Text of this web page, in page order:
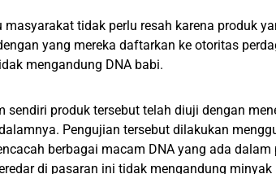
masyarakat tidak perlu resah karena produk
yang mereka daftarkan ke otoritas
mengandung DNA babi.
sendiri produk tersebut telah diuji dengan
Pengujian tersebut dilakukan
berbagai macam DNA yang ada
di pasaran ini tidak mengandung minyak